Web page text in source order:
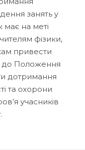
занять у
має на меті
фізики,
привести
до Положення
дотримання
та охорони
учасників